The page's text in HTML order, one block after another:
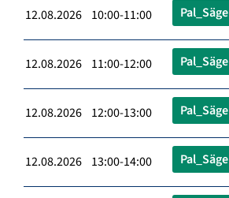
12.08.2026 10:00-11:00 Pal_Säge
12.08.2026 11:00-12:00 Pal_Säge
12.08.2026 12:00-13:00 Pal_Säge
12.08.2026 13:00-14:00 Pal_Säge